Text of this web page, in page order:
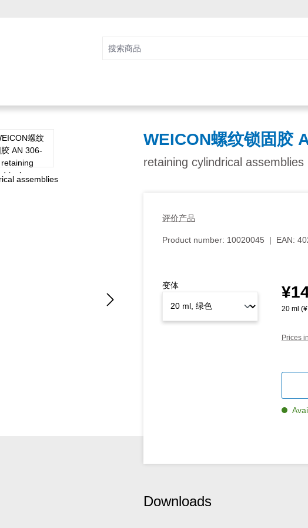
WEICON螺纹锁固胶
retaining cylindrical assemblies
评价产品
Product number: 10020045 | EAN:
20 ml
Prices
变体
Downloads